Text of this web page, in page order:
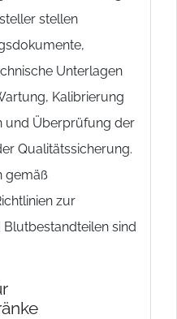
stellen
Unterlagen
Kalibrierung
und Überprüfung der
Qualitätssicherung.
gemäß
zur
sind